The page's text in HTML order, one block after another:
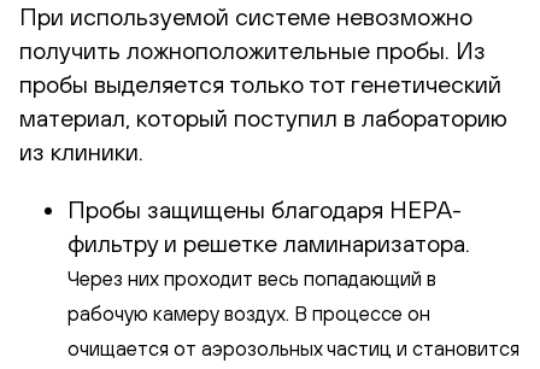
При используемой системе невозможно
получить ложноположительные пробы. Из
пробы выделяется только тот генетический
материал, который поступил в лабораторию
из клиники.
Пробы защищены благодаря HEPA-
фильтру и решетке ламинаризатора.
Через них проходит весь попадающий в
рабочую камеру воздух. В процессе он
очищается от аэрозольных частиц и становится